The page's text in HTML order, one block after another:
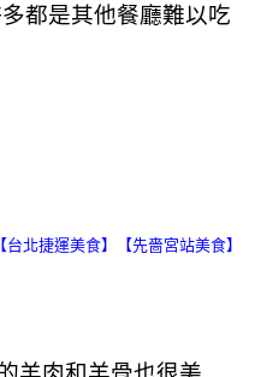
都是其他餐廳難以吃
【台北捷運美食】【先嗇宮站美食】